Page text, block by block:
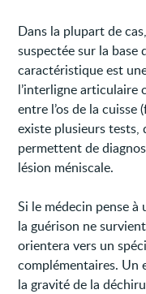
Dans la plupart de
suspectée sur la base
caractéristique est
l’interligne articulaire
entre l’os de la cuisse
existe plusieurs
permettent de
lésion méniscale.
Si le médecin pense
la guérison ne
orientera vers un
complémentaires. Un
la gravité de la